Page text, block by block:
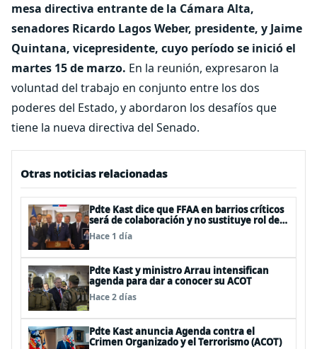
mesa directiva entrante de la Cámara Alta,
senadores Ricardo Lagos Weber, presidente, y Jaime
Quintana, vicepresidente, cuyo período se inició el
martes 15 de marzo. En la reunión, expresaron la
voluntad del trabajo en conjunto entre los dos
poderes del Estado, y abordaron los desafíos que
tiene la nueva directiva del Senado.
Otras noticias relacionadas
Pdte Kast dice que FFAA en barrios críticos
será de colaboración y no sustituye rol de
policías en control del orden público
Hace 1 día
Pdte Kast y ministro Arrau intensifican
agenda para dar a conocer su ACOT
Hace 2 días
Pdte Kast anuncia Agenda contra el
Crimen Organizado y el Terrorismo (ACOT)